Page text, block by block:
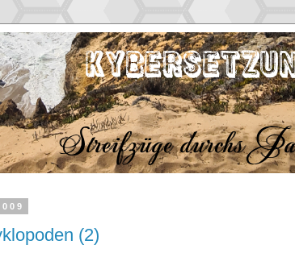
(2)